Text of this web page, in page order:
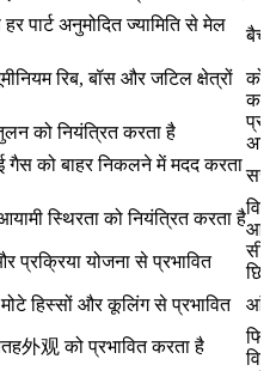
पार्ट अनुमोदित ज्यामिति से मेल
बैच
रिब, बॉस और जटिल क्षेत्रों
को नियंत्रित करता है
गैस को बाहर निकलने में मदद करता
स्थिरता को नियंत्रित करता है
प्रक्रिया योजना से प्रभावित
मोटे हिस्सों और कूलिंग से प्रभावित
外观 को प्रभावित करता है